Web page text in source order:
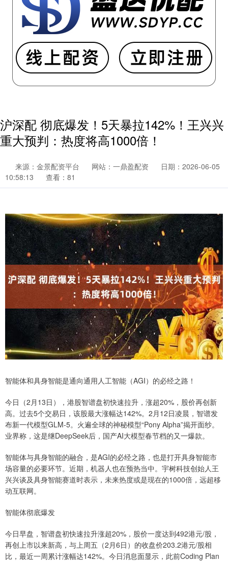
沪深配 彻底爆发！5天暴拉142%！王兴兴
重大预判：热度将高1000倍！
来源：金景配资平台 网站：一鼎盈配资
日期：2026-06-05
10:58:13
查看：81
智能体和具身智能是通向通用人工智能（AGI）的必经之路！
今日（2月13日），港股智谱盘初快速拉升，涨超20%，股价再创新
高。过去5个交易日，该股最大涨幅达142%。2月12日凌晨，智谱发
布新一代模型GLM-5。火遍全球的神秘模型“Pony Alpha”揭开面纱。
业界称，这是继DeepSeek后，国产AI大模型春节档的又一爆款。
智能体与具身智能的融合，是AGI的必经之路，也是打开具身智能市
场容量的必要环节。近期，机器人也在预热当中。宇树科技创始人王
兴兴谈及具身智能赛道时表示，未来热度或是现在的1000倍，远超移
动互联网。
智能体彻底爆发
今日早盘，智谱盘初快速拉升涨超20%，股价一度达到492港元/股，
再创上市以来新高，与上周五（2月6日）的收盘价203.2港元/股相
比，最近一周累计涨幅达142%。今日消息面显示，此前Coding Plan